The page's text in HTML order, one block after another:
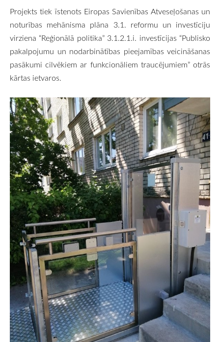
Projekts tiek īstenots Eiropas Savienības Atveseļošanas un
noturības mehānisma plāna 3.1. reformu un investīciju
virziena “Reģionālā politika” 3.1.2.1.i. investīcijas “Publisko
pakalpojumu un nodarbinātības pieejamības veicināšanas
pasākumi cilvēkiem ar funkcionāliem traucējumiem” otrās
kārtas ietvaros.